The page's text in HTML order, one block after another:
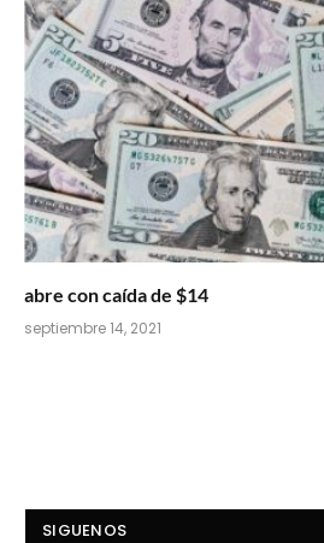
abre con caída de $14
septiembre 14, 2021
SIGUENOS